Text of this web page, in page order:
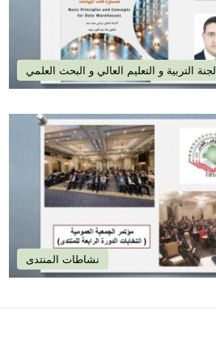
لجنة التربية و التعليم العالي و البحث العلمي
نشاطات المنتدى